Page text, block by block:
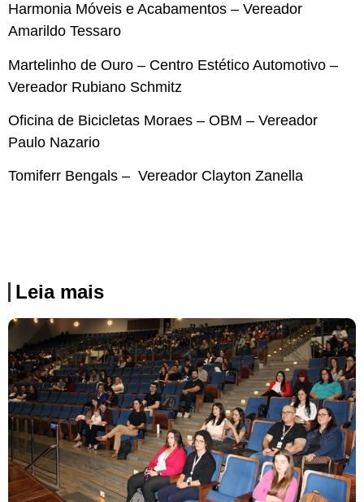
Harmonia Móveis e Acabamentos – Vereador
Amarildo Tessaro
Martelinho de Ouro – Centro Estético Automotivo –
Vereador Rubiano Schmitz
Oficina de Bicicletas Moraes – OBM – Vereador
Paulo Nazario
Tomiferr Bengals – Vereador Clayton Zanella
Leia mais